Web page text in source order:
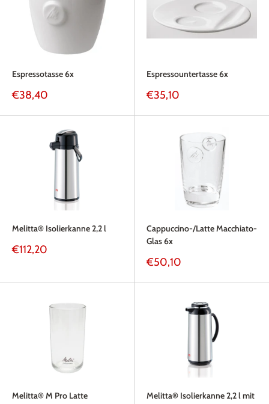
Espressotasse 6x
Sonderpreis
€38,40
Espressountertasse 6x
Sonderpreis
€35,10
Melitta® Isolierkanne 2,2 l
Sonderpreis
€112,20
Cappuccino-/Latte Macchiato-
Glas 6x
Sonderpreis
€50,10
Melitta® M Pro Latte
Melitta® Isolierkanne 2,2 l mit